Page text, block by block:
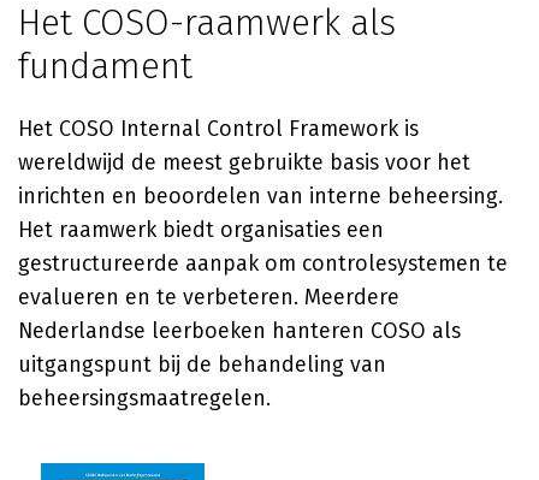
Het COSO-raamwerk als
fundament
Het COSO Internal Control Framework is
wereldwijd de meest gebruikte basis voor het
inrichten en beoordelen van interne beheersing.
Het raamwerk biedt organisaties een
gestructureerde aanpak om controlesystemen te
evalueren en te verbeteren. Meerdere
Nederlandse leerboeken hanteren COSO als
uitgangspunt bij de behandeling van
beheersingsmaatregelen.